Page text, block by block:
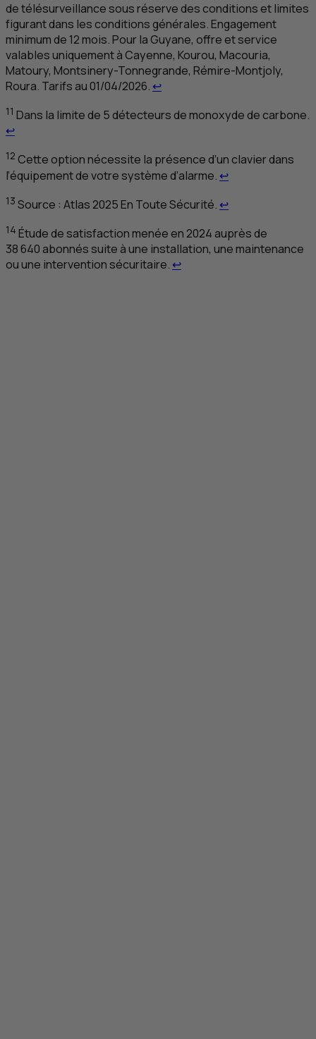
de télésurveillance sous réserve des conditions et limites
figurant dans les conditions générales. Engagement
minimum de 12 mois. Pour la Guyane, offre et service
valables uniquement à Cayenne, Kourou, Macouria,
Matoury, Montsinery-Tonnegrande, Rémire-Montjoly,
Roura. Tarifs au 01/04/2026. ↩Retour au renvoi 10
11 Dans la limite de 5 détecteurs de monoxyde de carbone.
↩Retour au renvoi 11
12 Cette option nécessite la présence d’un clavier dans
l’équipement de votre système d’alarme. ↩Retour au renvoi
13 Source : Atlas 2025 En Toute Sécurité. ↩Retour au renvoi
14 Étude de satisfaction menée en 2024 auprès de
38 640 abonnés suite à une installation, une maintenance
ou une intervention sécuritaire. ↩Retour au renvoi 14